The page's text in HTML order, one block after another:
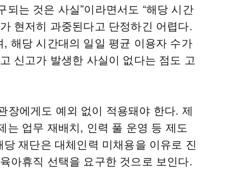
는 것은 사실”이라면서도 “해당 시간
현저히 과중된다고 단정하긴 어렵다.
해당 시간대의 일일 평균 이용자 수가
신고가 발생한 사실이 없다는 점도 고
장에게도 예외 없이 적용돼야 한다. 제
는 업무 재배치, 인력 풀 운영 등 제도
재단은 대체인력 미채용을 이유로 진
아휴직 선택을 요구한 것으로 보인다.